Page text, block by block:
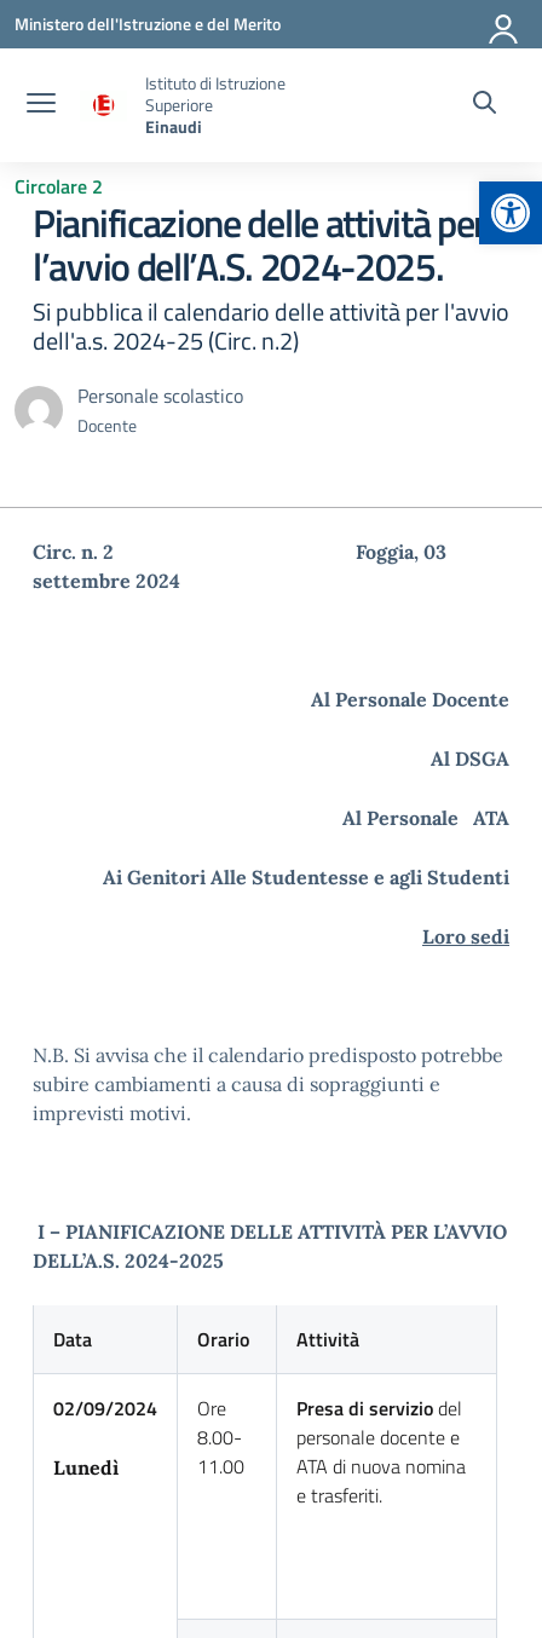
Vai ai contenuti
Vai al menu di navigazione
Vai al footer
Ministero dell'Istruzione e del Merito
Istituto di Istruzione
Superiore
Einaudi
Circolare 2
Pianificazione delle attività per
l’avvio dell’A.S. 2024-2025.
Si pubblica il calendario delle attività per l'avvio
dell'a.s. 2024-25 (Circ. n.2)
Personale scolastico
Docente
Circ. n. 2 Foggia, 03
settembre 2024
Al Personale Docente
Al DSGA
Al Personale ATA
Ai Genitori Alle Studentesse e agli Studenti
Loro sedi
N.B. Si avvisa che il calendario predisposto potrebbe
subire cambiamenti a causa di sopraggiunti e
imprevisti motivi.
I – PIANIFICAZIONE DELLE ATTIVITÀ PER L’AVVIO
DELL’A.S. 2024-2025
Data Orario Attività
02/09/2024
Lunedì
Ore
8.00-
11.00
Presa di serviziodel
personale docente e
ATA di nuova nomina
e trasferiti.